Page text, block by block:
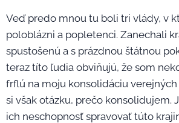
Veď predo mnou tu boli tri vlády, v
poloblázni a popletenci. Zanechali
spustošenú a s prázdnou štátnou
teraz títo ľudia obviňujú, že som
frflú na moju konsolidáciu
si však otázku, prečo konsolidujem.
ich neschopnosť spravovať túto